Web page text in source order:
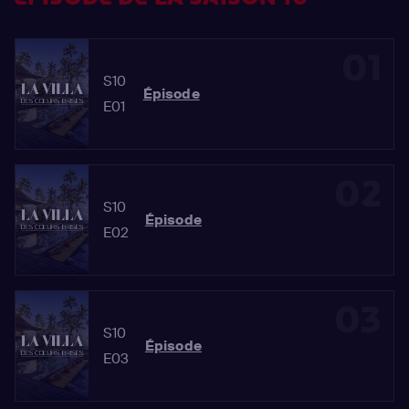
S10
E01
Épisode
S10
E02
Épisode
S10
E03
Épisode